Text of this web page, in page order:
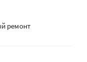
ремонт